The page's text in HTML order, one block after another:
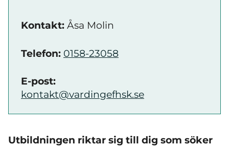
Kontakt: Åsa Molin
Telefon: 0158-23058
E-post:
kontakt@vardingefhsk.se
Utbildningen riktar sig till dig som söker